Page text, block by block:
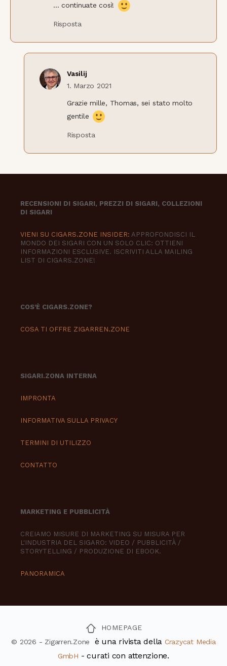
... continuate così!
Risposta
Vasilij
1. Marzo 2021
Grazie mille, Thomas, sei stato molto
gentile
Risposta
RECENSIONI DI SIGARI, PREZZI DI SIGARI, COLLEZIONI
DI SIGARI
VIENI SU CIGARS.ZONE INSIDER: APPROFONDISCI IL
MONDO DEI SIGARI CON UN SOLO CLIC: OTTIENI
INFORMAZIONI ESCLUSIVE. ISCRIVITI ALLA MAILING
LIST DI CIGARS.ZONE!
COS'È CIGARS.ZONE?
COSA TI OFFRE ZIGARREN.ZONE
SIGARI.ZONA INTERNA
IMPRONTA
INFORMATIVA SULLA PRIVACY
TERMINI DI UTILIZZO
CONTATTO
MARKETING E PUBBLICITÀ
CREIAMO MISURE DI MARKETING SU MISURA PER
L'INDUSTRIA DEL SIGARO: VIDEO / PUBBLICITÀ /
STORYTELLING / PRODUZIONE DI EBOOK.
PANORAMICA
HOMEPAGE
© 2026 - Zigarren.Zone è una rivista della Crazycat Media
GmbH - curati con attenzione.